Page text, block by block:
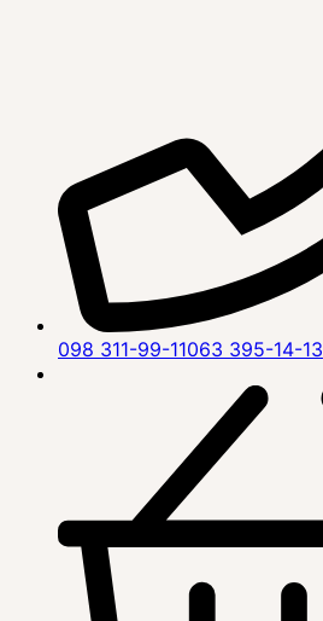
098 311-99-11063 395-14-13